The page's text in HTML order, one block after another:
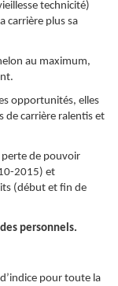
technicité)
carrière plus sa
au maximum,
opportunités, elles
de carrière ralentis et
perte de pouvoir
2015) et
(début et fin de
personnels.
pour toute la